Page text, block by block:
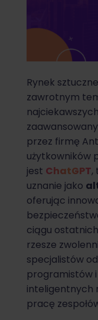
Rynek
zawrotnym
przez firmę
użytkowników
jest ChatGPT,
uznanie jako
oferując
ciągu
rzesze
specjalistów
programistów
inteligentnych
pracę